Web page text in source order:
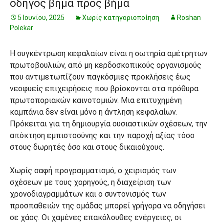
οδηγός βήμα προς βήμα
5 Ιουνίου, 2025 Χωρίς κατηγοριοποίηση
Roshan
Polekar
Η συγκέντρωση κεφαλαίων είναι η σωτηρία αμέτρητων
πρωτοβουλιών, από μη κερδοσκοπικούς οργανισμούς
που αντιμετωπίζουν παγκόσμιες προκλήσεις έως
νεοφυείς επιχειρήσεις που βρίσκονται στα πρόθυρα
πρωτοποριακών καινοτομιών. Μια επιτυχημένη
καμπάνια δεν είναι μόνο η άντληση κεφαλαίων.
Πρόκειται για τη δημιουργία ουσιαστικών σχέσεων, την
απόκτηση εμπιστοσύνης και την παροχή αξίας τόσο
στους δωρητές όσο και στους δικαιούχους.
Χωρίς σαφή προγραμματισμό, ο χειρισμός των
σχέσεων με τους χορηγούς, η διαχείριση των
χρονοδιαγραμμάτων και ο συντονισμός των
προσπαθειών της ομάδας μπορεί γρήγορα να οδηγήσει
σε χάος. Οι χαμένες επακόλουθες ενέργειες, οι